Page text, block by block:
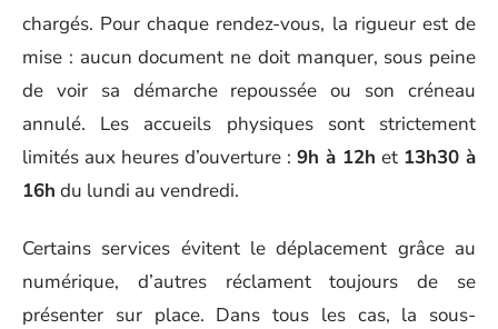
chargés. Pour chaque rendez-vous, la rigueur est de
mise : aucun document ne doit manquer, sous peine
de voir sa démarche repoussée ou son créneau
annulé. Les accueils physiques sont strictement
limités aux heures d’ouverture : 9h à 12h et 13h30 à
16h du lundi au vendredi.
Certains services évitent le déplacement grâce au
numérique, d’autres réclament toujours de se
présenter sur place. Dans tous les cas, la sous-